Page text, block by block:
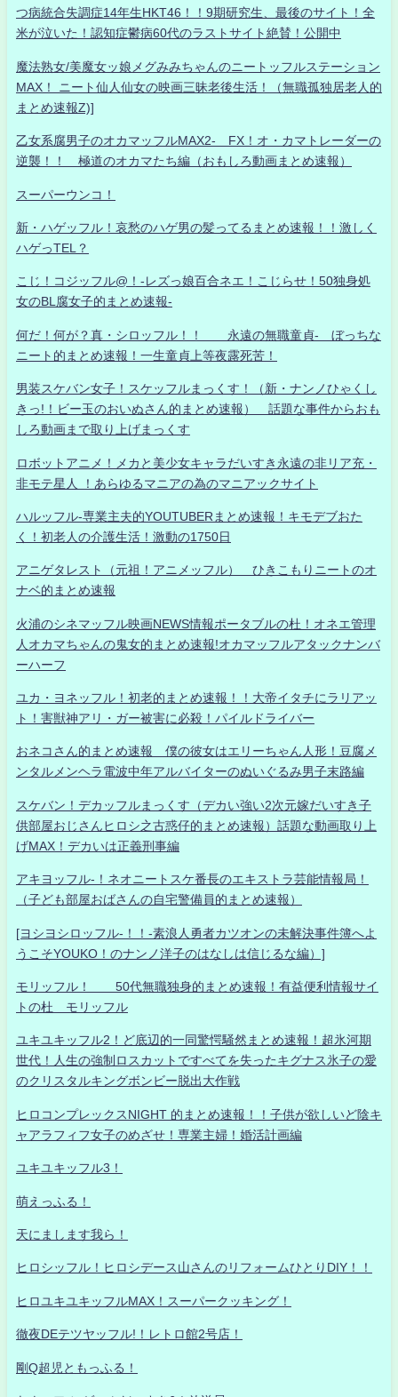
つ病統合失調症14年生HKT46！！9期研究生、最後のサイト！全
米が泣いた！認知症鬱病60代のラストサイト絶賛！公開中
魔法熟女/美魔女ッ娘メグみみちゃんのニートッフルステーション
MAX！ ニート仙人仙女の映画三昧老後生活！（無職孤独居老人的
まとめ速報Z)]
乙女系腐男子のオカマッフルMAX2- FX！オ・カマトレーダーの
逆襲！！ 極道のオカマたち編（おもしろ動画まとめ速報）
スーパーウンコ！
新・ハゲッフル！哀愁のハゲ男の髪ってるまとめ速報！！激しく
ハゲっTEL？
こじ！コジッフル@！-レズっ娘百合ネエ！こじらせ！50独身処
女のBL腐女子的まとめ速報-
何だ！何が？真・シロッフル！！ 永遠の無職童貞- ぼっちな
ニート的まとめ速報！一生童貞上等夜露死苦！
男装スケバン女子！スケッフルまっくす！（新・ナンノひゃくし
きっ!！ビー玉のおいぬさん的まとめ速報） 話題な事件からおも
しろ動画まで取り上げまっくす
ロボットアニメ！メカと美少女キャラだいすき永遠の非リア充・
非モテ星人 ！あらゆるマニアの為のマニアックサイト
ハルッフル-専業主夫的YOUTUBERまとめ速報！キモデブおた
く！初老人の介護生活！激動の1750日
アニゲタレスト（元祖！アニメッフル） ひきこもりニートのオ
ナベ的まとめ速報
火浦のシネマッフル映画NEWS情報ポータブルの杜！オネエ管理
人オカマちゃんの鬼女的まとめ速報!オカマッフルアタックナンバ
ーハーフ
ユカ・ヨネッフル！初老的まとめ速報！！大帝イタチにラリアッ
ト！害獣神アリ・ガー被害に必殺！パイルドライバー
おネコさん的まとめ速報 僕の彼女はエリーちゃん人形！豆腐メ
ンタルメンヘラ電波中年アルバイターのぬいぐるみ男子末路編
スケバン！デカッフルまっくす（デカい強い2次元嫁だいすき子
供部屋おじさんヒロシ之古惑仔的まとめ速報）話題な動画取り上
げMAX！デカいは正義刑事編
アキヨッフル-！ネオニートスケ番長のエキストラ芸能情報局！
（子ども部屋おばさんの自宅警備員的まとめ速報）
[ヨシヨシロッフル-！！-素浪人勇者カツオンの未解決事件簿へよ
うこそYOUKO！のナンノ洋子のはなしは信じるな編）]
モリッフル！ 50代無職独身的まとめ速報！有益便利情報サイ
トの杜 モリッフル
ユキユキッフル2！ど底辺的一同驚愕騒然まとめ速報！超氷河期
世代！人生の強制ロスカットですべてを失ったキグナス氷子の愛
のクリスタルキングボンビー脱出大作戦
ヒロコンプレックスNIGHT 的まとめ速報！！子供が欲しいど陰キ
ャアラフィフ女子のめざせ！専業主婦！婚活計画編
ユキユキッフル3！
萌えっふる！
天にまします我ら！
ヒロシッフル！ヒロシデース山さんのリフォームひとりDIY！！
ヒロユキユキッフルMAX！スーパークッキング！
徹夜DEテツヤッフル!！レトロ館2号店！
剛Q超児ともっふる！